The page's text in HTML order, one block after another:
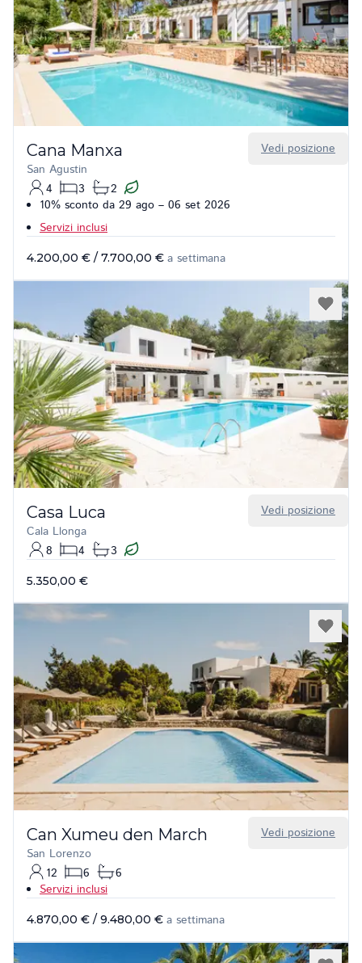
Vedi posizione
Cana Manxa
San Agustin
4
3
2
10% sconto da 29 ago – 06 set 2026
Servizi inclusi
4.200,00 € / 7.700,00 € a settimana
Vedi posizione
Casa Luca
Cala Llonga
8
4 3
5.350,00 €
Vedi posizione
Can Xumeu den March
San Lorenzo
12
6
6
Servizi inclusi
4.870,00 € / 9.480,00 € a settimana